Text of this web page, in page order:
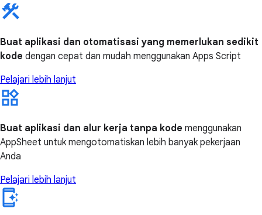
Buat aplikasi dan otomatisasi yang memerlukan sedikit
kode dengan cepat dan mudah menggunakan Apps Script
Pelajari lebih lanjut
Buat aplikasi dan alur kerja tanpa kode menggunakan
AppSheet untuk mengotomatiskan lebih banyak pekerjaan
Anda
Pelajari lebih lanjut